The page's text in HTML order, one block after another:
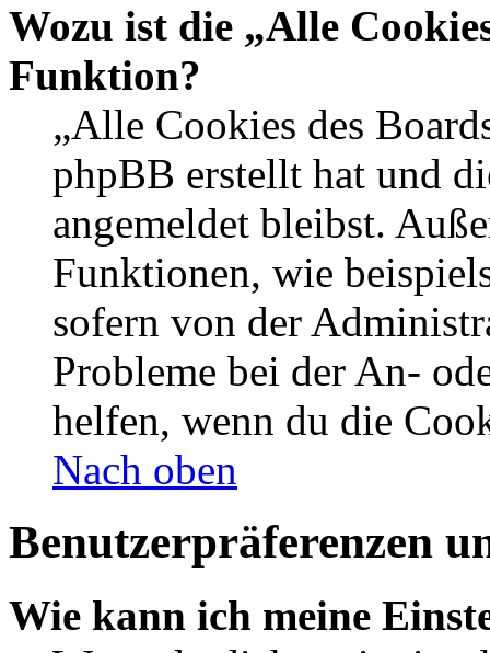
Wozu ist die „Alle
Funktion?
„Alle Cookies des
phpBB erstellt hat und
angemeldet bleibst.
Funktionen, wie
sofern von der
Probleme bei der An-
helfen, wenn du die
Nach oben
Benutzerpräferenzen
Wie kann ich meine